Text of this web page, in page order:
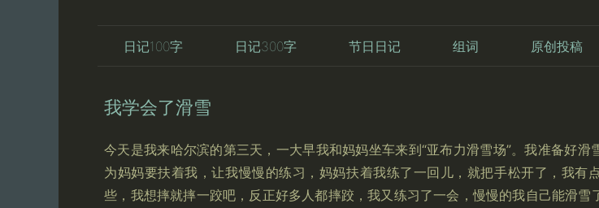
日记100字 日记300字 节日日记 组词 原创投稿
我学会了滑雪
今天是我来哈尔滨的第三天，一大早我和妈妈坐车来到“亚布力滑雪场”。我准备好滑
为妈妈要扶着我，让我慢慢的练习，妈妈扶着我练了一回儿，就把手松开了，我有
些，我想摔就摔一跤吧，反正好多人都摔跤，我又练习了一会，慢慢的我自己能滑雪